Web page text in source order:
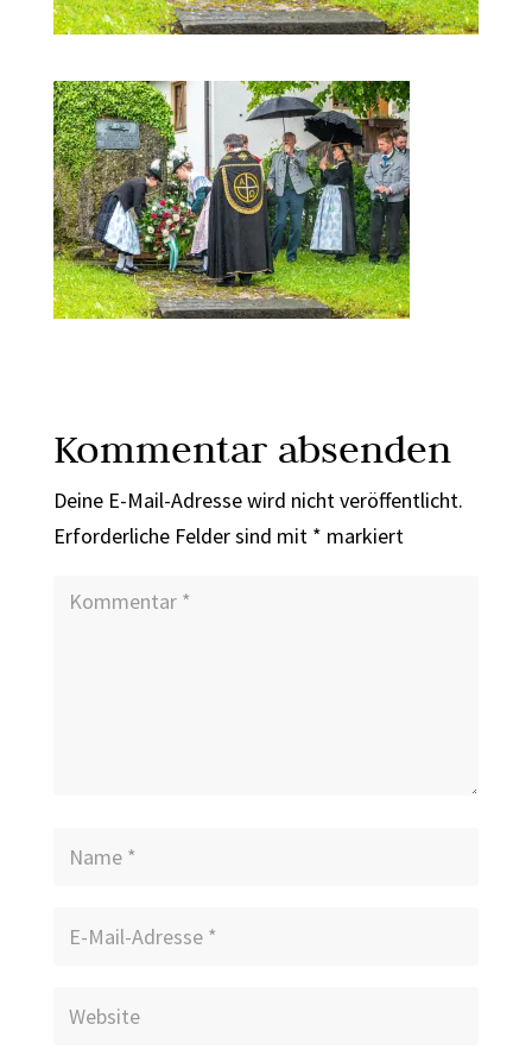
Kommentar absenden
Deine E-Mail-Adresse wird nicht veröffentlicht.
Erforderliche Felder sind mit * markiert